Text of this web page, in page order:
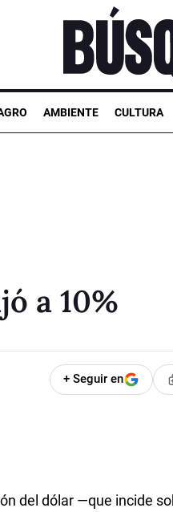
AMBIENTE CULTURA
a 10%
+ Seguir en
del dólar —que incide